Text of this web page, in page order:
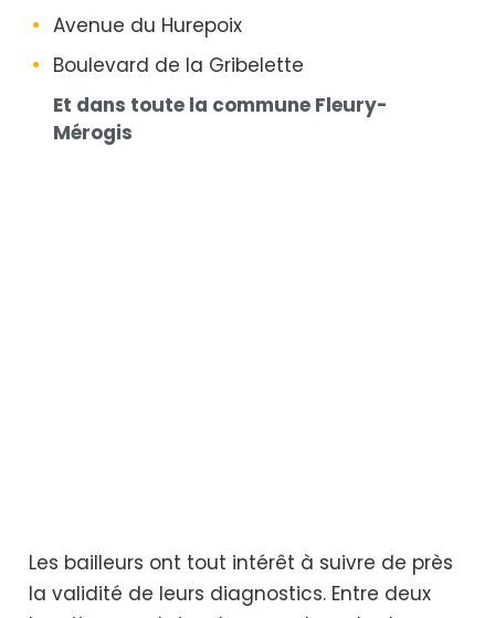
Avenue du Hurepoix
Boulevard de la Gribelette
Et dans toute la commune Fleury-
Mérogis
Les bailleurs ont tout intérêt à suivre de près
la validité de leurs diagnostics. Entre deux